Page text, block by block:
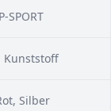
SPORT
Kunststoff
Silber